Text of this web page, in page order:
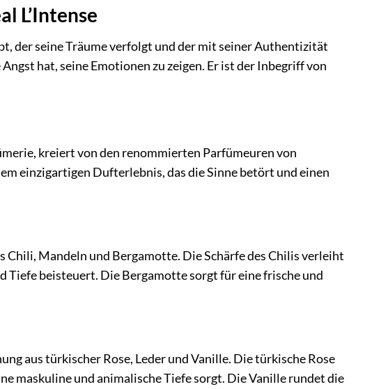
L’Intense
der seine Träume verfolgt und der mit seiner Authentizität
hat, seine Emotionen zu zeigen. Er ist der Inbegriff von
kreiert von den renommierten Parfümeuren von
einzigartigen Dufterlebnis, das die Sinne betört und einen
Mandeln und Bergamotte. Die Schärfe des Chilis verleiht
beisteuert. Die Bergamotte sorgt für eine frische und
aus türkischer Rose, Leder und Vanille. Die türkische Rose
maskuline und animalische Tiefe sorgt. Die Vanille rundet die